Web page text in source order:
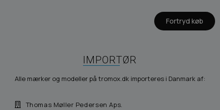
Fortryd køb
IMPORTØR
Alle mærker og modeller på tromox.dk importeres i Danmark af:
Thomas Møller Pedersen Aps.